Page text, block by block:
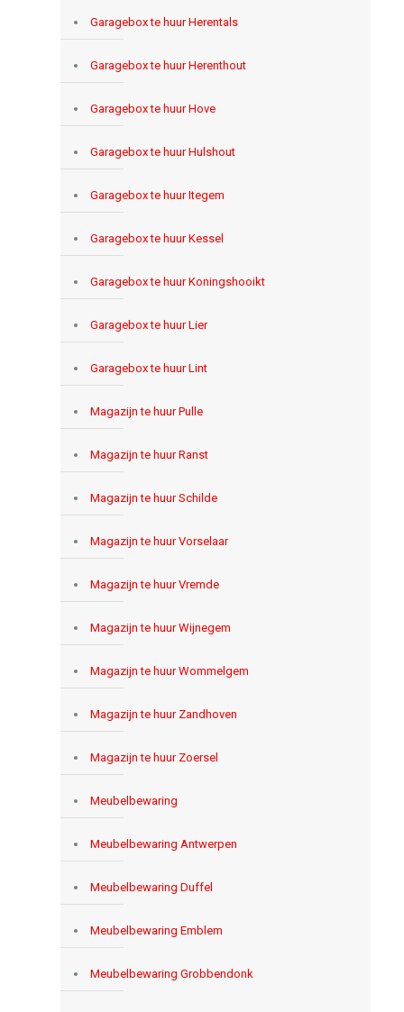
Garagebox te huur Herentals
Garagebox te huur Herenthout
Garagebox te huur Hove
Garagebox te huur Hulshout
Garagebox te huur Itegem
Garagebox te huur Kessel
Garagebox te huur Koningshooikt
Garagebox te huur Lier
Garagebox te huur Lint
Magazijn te huur Pulle
Magazijn te huur Ranst
Magazijn te huur Schilde
Magazijn te huur Vorselaar
Magazijn te huur Vremde
Magazijn te huur Wijnegem
Magazijn te huur Wommelgem
Magazijn te huur Zandhoven
Magazijn te huur Zoersel
Meubelbewaring
Meubelbewaring Antwerpen
Meubelbewaring Duffel
Meubelbewaring Emblem
Meubelbewaring Grobbendonk